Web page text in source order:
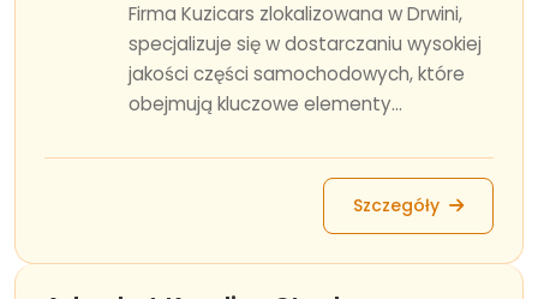
Firma Kuzicars zlokalizowana w Drwini,
specjalizuje się w dostarczaniu wysokiej
jakości części samochodowych, które
obejmują kluczowe elementy...
Szczegóły